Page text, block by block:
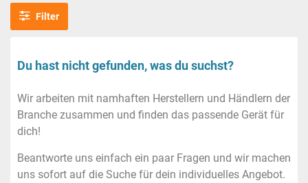
Filter
Du hast nicht gefunden, was du suchst?
Wir arbeiten mit namhaften Herstellern und Händlern der
Branche zusammen und finden das passende Gerät für
dich!
Beantworte uns einfach ein paar Fragen und wir machen
uns sofort auf die Suche für dein individuelles Angebot.